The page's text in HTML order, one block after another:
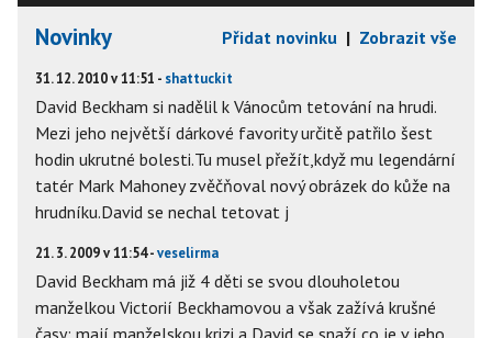
Novinky Přidat novinku | Zobrazit vše
31. 12. 2010 v 11:51 - shattuckit
David Beckham si nadělil k Vánocům tetování na hrudi.
Mezi jeho největší dárkové favority určitě patřilo šest
hodin ukrutné bolesti.Tu musel přežít,když mu legendární
tatér Mark Mahoney zvěčňoval nový obrázek do kůže na
hrudníku.David se nechal tetovat j
21. 3. 2009 v 11:54 -veselirma
David Beckham má již 4 děti se svou dlouholetou
manželkou Victorií Beckhamovou a však zažívá krušné